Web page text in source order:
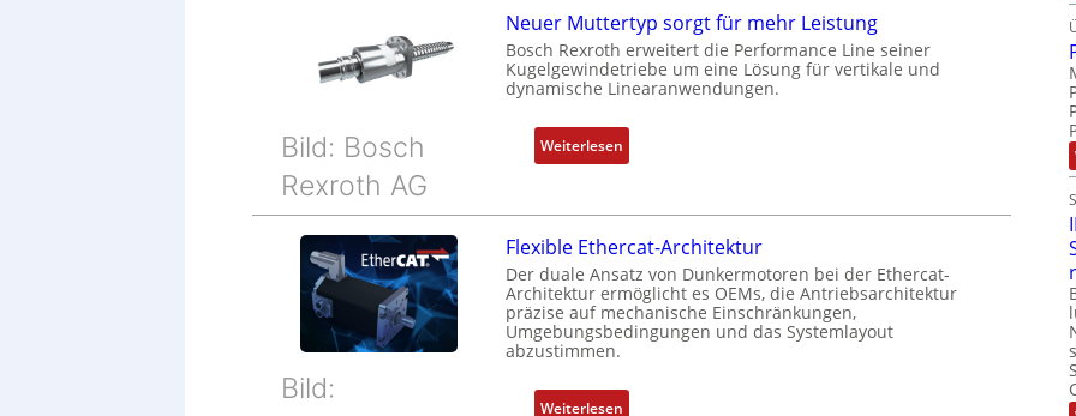
i
e
P
s
i
i
o
n
m
h
g
e
e
r
b
i
n
i
t
Bild: Bosch
Rexroth AG
Neuer Muttertyp sorgt für mehr Leistung
Bosch Rexroth erweitert die Performance Line seiner
Kugelgewindetriebe um eine Lösung für vertikale und
dynamische Linearanwendungen.
Weiterlesen:
N
u
e
r
M
u
e
Bild:
Flexible Ethercat-Architektur
Der duale Ansatz von Dunkermotoren bei der Ethercat-
Architektur ermöglicht es OEMs, die Antriebsarchitektur
präzise auf mechanische Einschränkungen,
Umgebungsbedingungen und das Systemlayout
abzustimmen.
Weiterlesen: